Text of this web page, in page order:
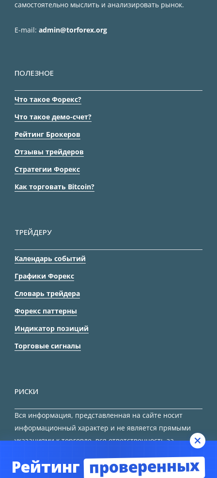
самостоятельно мыслить и анализировать рынок.
E-mail: admin@torforex.org
ПОЛЕЗНОЕ
Что такое Форекс?
Что такое демо-счет?
Рейтинг Брокеров
Отзывы трейдеров
Стратегии Форекс
Как торговать Bitcoin?
ТРЕЙДЕРУ
Календарь событий
Графики Форекс
Словарь трейдера
Форекс паттерны
Индикатор позиций
Торговые сигналы
РИСКИ
Вся информация, представленная на сайте носит
информационный характер и не является прямыми
указаниями к торговле, вся ответственность за
Рейтинг проверенных